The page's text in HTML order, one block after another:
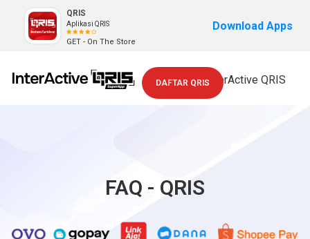
QRIS
Aplikasi QRIS
GET - On The Store
Download Apps
Toggle
navigation
DAFTAR QRIS
FAQ - QRIS